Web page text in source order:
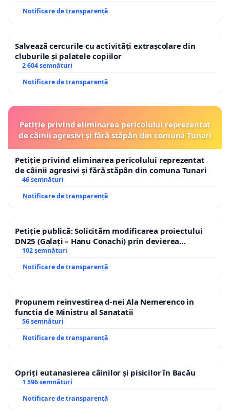
Notificare de transparență
Salvează cercurile cu activități extrașcolare din
cluburile și palatele copiilor
2 604 semnături
Notificare de transparență
Petiție privind eliminarea pericolului reprezentat
de câinii agresivi și fără stăpân din comuna Tunari
Petiție privind eliminarea pericolului reprezentat
de câinii agresivi și fără stăpân din comuna Tunari
46 semnături
Notificare de transparență
Petiție publică: Solicităm modificarea proiectului
DN25 (Galați – Hanu Conachi) prin devierea
traseului în afara localităților!
102 semnături
Notificare de transparență
Propunem reinvestirea d-nei Ala Nemerenco in
functia de Ministru al Sanatatii
56 semnături
Notificare de transparență
Opriți eutanasierea câinilor și pisicilor în Bacău
1 596 semnături
Notificare de transparență